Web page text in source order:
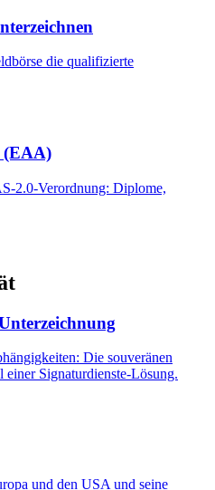
die qualifizierte
(EAA)
2.0-Verordnung: Diplome,
Die souveränen
einer Signaturdienste-Lösung.
und den USA und seine